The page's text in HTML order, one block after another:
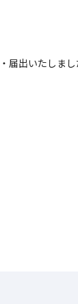
出いたしまし